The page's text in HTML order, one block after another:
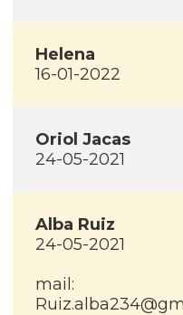
Helena
16-01-2022
Oriol Jacas
24-05-2021
Alba Ruiz
24-05-2021
mail: